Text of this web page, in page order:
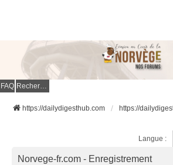
FAQ Rechercher
https://dailydigesthub.com https://
Langue :
Norvege-fr.com - Enregistrement